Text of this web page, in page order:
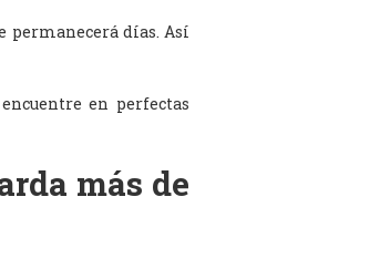
permanecerá días. Así
en perfectas
más de